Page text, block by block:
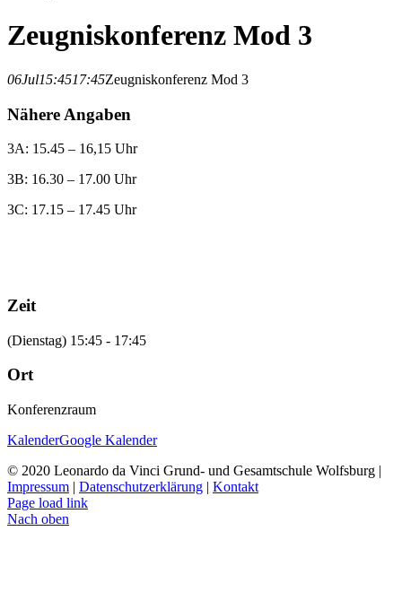
Zeugniskonferenz Mod 3
06Jul15:4517:45Zeugniskonferenz Mod 3
Nähere Angaben
3A: 15.45 – 16,15 Uhr
3B: 16.30 – 17.00 Uhr
3C: 17.15 – 17.45 Uhr
Zeit
(Dienstag) 15:45 - 17:45
Ort
Konferenzraum
KalenderGoogle Kalender
© 2020 Leonardo da Vinci Grund- und Gesamtschule Wolfsburg |
Impressum | Datenschutzerklärung | Kontakt
Page load link
Nach oben